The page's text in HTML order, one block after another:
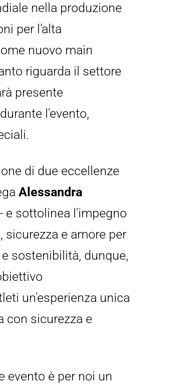
nella produzione
per l’alta
nuovo main
riguarda il settore
presente
l'evento,
di due eccellenze
Alessandra
- e sottolinea l'impegno
sicurezza e amore per
sostenibilità, dunque,
un'esperienza unica
con sicurezza e
evento è per noi un